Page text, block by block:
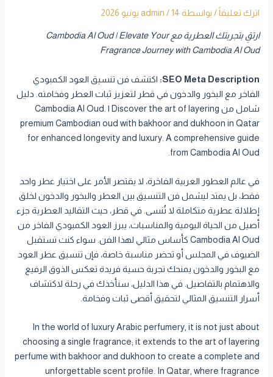
اترك تعليقاً / بواسطة admin /14 يونيو 2026
ارتقِ بتجربتك العطرية مع Cambodia Al Oud | Elevate Your
Fragrance Journey with Cambodia Al Oud
SEO Meta Description: اكتشف فن تنسيق العود الكمبودي
الفاخر مع البخور والدخون في قطر لتعزيز ثبات العطر وفخامته. دليل
شامل من Cambodia Al Oud. | Discover the art of layering
premium Cambodian oud with bakhoor and dukhoon in Qatar
for enhanced longevity and luxury. A comprehensive guide
from Cambodia Al Oud.
في عالم العطور العربية الفاخرة، لا يقتصر الأمر على اختيار عطر واحد
فقط، بل يمتد ليشمل فن التنسيق بين العطر والبخور والدخون لخلق
إطلالة عطرية متكاملة لا تُنسى. في قطر، حيث التقاليد العطرية جزء
أصيل من الحياة اليومية والمناسبات، يبرز العود الكمبودي الفاخر من
Cambodia Al Oud كأساس مثالي لهذا الفن. سواء كنت تستقبل
الضيوف في المجلس أو تحضر مناسبة خاصة، فإن تنسيق عطر العود
مع البخور والدخون يمنحك تجربة حسية فريدة تعكس الذوق الرفيع
والاهتمام بالتفاصيل. في هذا الدليل، سنأخذك في رحلة لاكتشاف
أسرار التنسيق المثالي لتحقيق أقصى ثبات وفخامة.
In the world of luxury Arabic perfumery, it is not just about
choosing a single fragrance; it extends to the art of layering
perfume with bakhoor and dukhoon to create a complete and
unforgettable scent profile. In Qatar, where fragrance